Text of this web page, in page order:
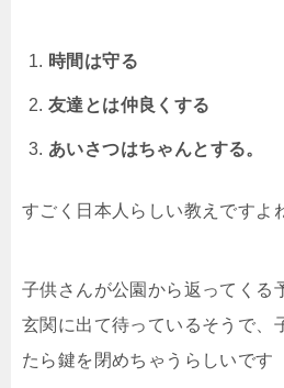
時間は守る
友達とは仲良くする
あいさつはちゃんとする。
すごく日本人らしい教えですよ
子供さんが公園から返ってくる
玄関に出て待っているそうで、
たら鍵を閉めちゃうらしいです